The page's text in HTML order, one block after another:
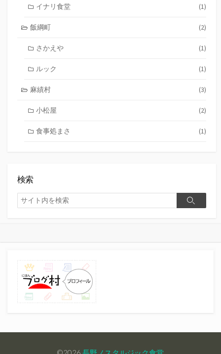
イナリ食堂 (1)
飯綱町 (2)
さかえや (1)
ルック (1)
麻績村 (3)
小松屋 (2)
食事処まさ (1)
検索
検
索
検